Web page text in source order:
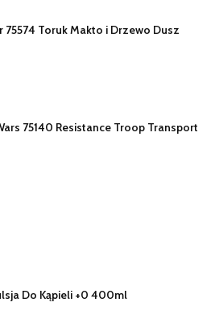
75574 Toruk Makto i Drzewo Dusz
75140 Resistance Troop Transport
Do Kąpieli +0 400ml